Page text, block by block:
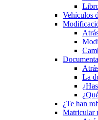
Vehículos
La
¿Te han
Matricular